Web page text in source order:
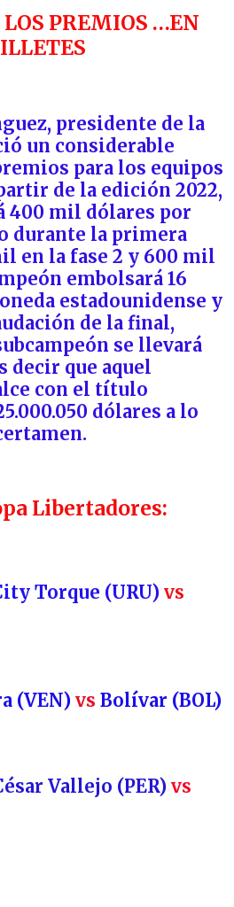
PREMIOS …EN
presidente de la
un considerable
para los equipos
de la edición 2022,
400 mil dólares por
durante la primera
en la fase 2 y 600 mil
embolsará 16
estadounidense y
de la final,
se llevará
decir que aquel
con el título
dólares a lo
Libertadores:
Torque (URU) vs
(VEN) vs Bolívar (BOL)
Vallejo (PER) vs